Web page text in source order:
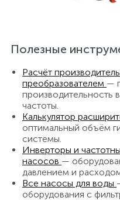
Полезные
Расчёт
преобразователем —
производительность
частоты.
Калькулятор
оптимальный объём
системы.
Инверторы и
насосов —
давлением и
Все насосы для воды
оборудования с